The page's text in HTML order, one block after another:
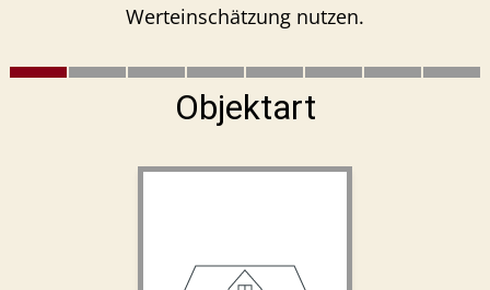
Werteinschätzung nutzen.